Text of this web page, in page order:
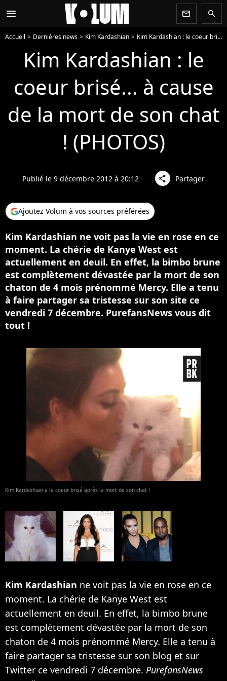
menu newsletter search
Accueil Dernières news Kim Kardashian Kim Kardashian : le coeur brisé... à cause de la mort de son chat ! (PHOTOS)
Kim Kardashian : le
coeur brisé... à cause
de la mort de son chat
! (PHOTOS)
Publié le 9 décembre 2012 à 20:12 share Partager
Ajoutez Volum à vos sources préférées
Kim Kardashian ne voit pas la vie en rose en ce
moment. La chérie de Kanye West est
actuellement en deuil. En effet, la bimbo brune
est complètement dévastée par la mort de son
chaton de 4 mois prénommé Mercy. Elle a tenu
à faire partager sa tristesse sur son site ce
vendredi 7 décembre. PurefansNews vous dit
tout !
Kim Kardashian a le coeur brisé après la mort de son chat !
Kim Kardashian ne voit pas la vie en rose en ce
moment. La chérie de Kanye West est
actuellement en deuil. En effet, la bimbo brune
est complètement dévastée par la mort de son
chaton de 4 mois prénommé Mercy. Elle a tenu à
faire partager sa tristesse sur son blog et sur
Twitter ce vendredi 7 décembre. PurefansNews